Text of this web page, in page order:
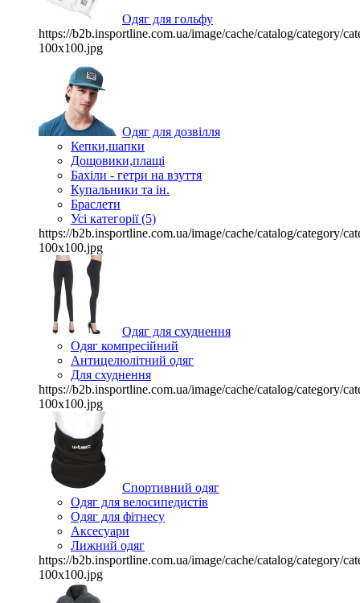
Одяг для гольфу
https://b2b.insportline.com.ua/image/cache/catalog/category/
100x100.jpg
Одяг для дозвілля
Кепки,шапки
Дощовики,плащі
Бахіли - гетри на взуття
Купальники та ін.
Браслети
Усі категорії (5)
https://b2b.insportline.com.ua/image/cache/catalog/category/
100x100.jpg
Одяг для схуднення
Одяг компресійний
Антицелюлітний одяг
Для схуднення
https://b2b.insportline.com.ua/image/cache/catalog/category/
100x100.jpg
Спортивний одяг
Одяг для велосипедистів
Одяг для фітнесу
Аксесуари
Лижний одяг
https://b2b.insportline.com.ua/image/cache/catalog/category/
100x100.jpg